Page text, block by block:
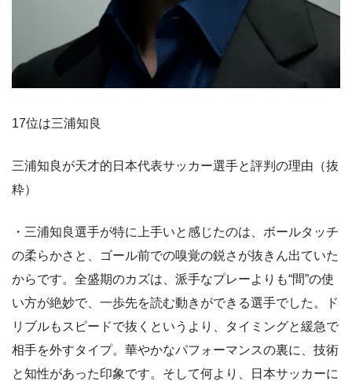
17位は三浦知良
三浦知良が天才的日本代表サッカー選手と評判の理由（抜
粋）
・三浦知良選手が特に上手いと感じたのは、ボールタッチ
の柔らかさと、ゴール前での嗅覚の鋭さが抜きん出ていた
からです。全盛期のカズは、派手なプレーよりも“間”の使
い方が絶妙で、一歩先を読む動きができる選手でした。ド
リブルもスピードで抜くというより、タイミングと緩急で
相手を外すタイプ。華やかなパフォーマンスの裏に、技術
と知性があった印象です。そして何より、日本サッカーに